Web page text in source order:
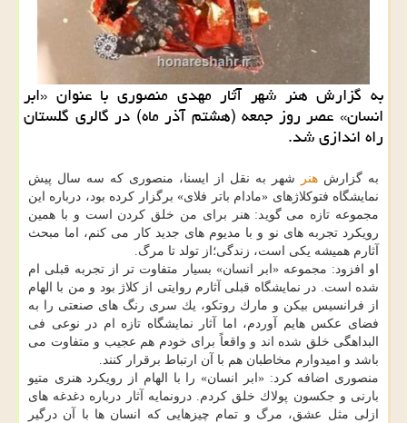
به گزارش هنر شهر آثار مهدی منصوری با عنوان «ابر
انسان» عصر روز جمعه (هشتم آذر ماه) در گالری گلستان
راه اندازی شد.
به گزارش هنر
شهر به نقل از ایسنا، منصوری كه سه سال پیش
نمایشگاه فتوكلاژهای «مادام باتر فلای» برگزار كرده بود، درباره این
مجموعه تازه می گوید: هنر برای من خلق كردن است و با همین
رویكرد تجربه های نو و با مدیوم های جدید كار می كنم، اما مبحث
آثارم همیشه یكی است، زندگی؛از تولد تا مرگ.
او افزود: مجموعه «ابر انسان» بسیار متفاوت تر از تجربه قبلی ام
شده است. در نمایشگاه قبلی آثارم روایتی از كلاژ بود و من با الهام
از فرانسیس بیكن و مارك روتكو، یك سری رنگ های صنعتی را به
فضای عكس هایم آوردم، اما آثار نمایشگاه تازه ام در نوعی فی
البداهگی خلق شده اند و واقعاً برای خودم هم عجیب و متفاوت می
باشد و امیدوارم مخاطبان هم با آن ارتباط برقرار كنند.
منصوری اضافه كرد: «ابر انسان» را با الهام از رویكرد هنری متیو
بارنی و جكسون پولاك خلق كردم. درونمایه آثار درباره دغدغه های
ازلی مثل عشق، مرگ و تمام چیزهایی كه انسان ها با آن درگیر